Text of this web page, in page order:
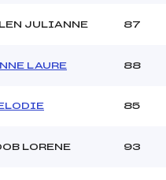
JULIANNE 87
LAURE 88
85
LORENE 93